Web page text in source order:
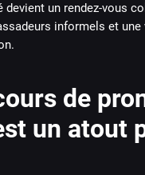
un rendez-vous
informels et
de
un atout